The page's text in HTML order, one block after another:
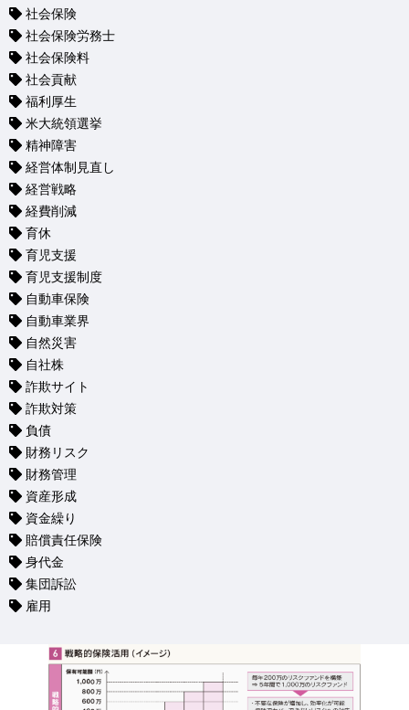
社会保険
社会保険労務士
社会保険料
社会貢献
福利厚生
米大統領選挙
精神障害
経営体制見直し
経営戦略
経費削減
育休
育児支援
育児支援制度
自動車保険
自動車業界
自然災害
自社株
詐欺サイト
詐欺対策
負債
財務リスク
財務管理
資産形成
資金繰り
賠償責任保険
身代金
集団訴訟
雇用